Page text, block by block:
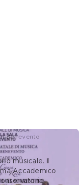
Benevento
musicale. Il
Accademico